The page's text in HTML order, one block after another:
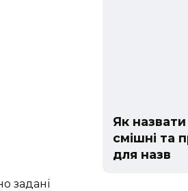
задані
Як назвати
смішні та
для назв